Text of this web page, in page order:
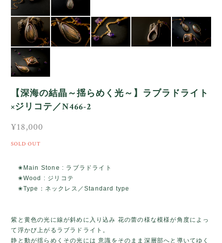
【深海の結晶～揺らめく光～】ラブラドライト
×ジリコテ／N466-2
¥18,000
SOLD OUT
✬Main Stone : ラブラドライト
✬Wood : ジリコテ
✬Type：ネックレス／Standard type
紫と黄色の光に線が斜めに入り込み 花の蕾の様な模様が角度によっ
て浮かび上がるラブラドライト。
静と動が揺らめくその光には 意識をそのまま深層部へと導いてゆく